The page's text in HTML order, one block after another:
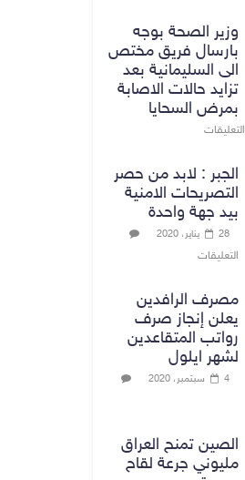
وزير الصحة بوجه
بارسال فريق مختص
الى السليمانية بعد
تزايد حالات الاصابة
بمرض السحايا
التعليقات
الجبر : لابد من حصر
التصريحات الامنية
بيد جهة واحدة
28 يناير، 2020
التعليقات
مصرف الرافدين
يعلن إنجاز صرف
رواتب المتقاعدين
لشهر ايلول
4 سبتمبر، 2020
الصين تمنح العراق
مليوني جرعة لقاح